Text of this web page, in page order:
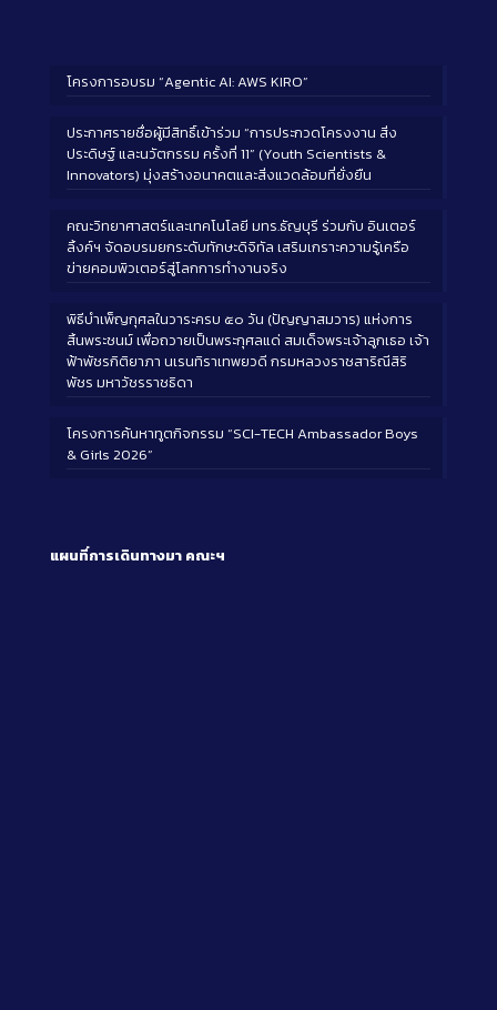
โครงการอบรม “Agentic AI: AWS KIRO”
ประกาศรายชื่อผู้มีสิทธิ์เข้าร่วม “การประกวดโครงงาน สิ่ง
ประดิษฐ์ และนวัตกรรม ครั้งที่ 11” (Youth Scientists &
Innovators) มุ่งสร้างอนาคตและสิ่งแวดล้อมที่ยั่งยืน
คณะวิทยาศาสตร์และเทคโนโลยี มทร.ธัญบุรี ร่วมกับ อินเตอร์
ลิ้งค์ฯ จัดอบรมยกระดับทักษะดิจิทัล เสริมเกราะความรู้เครือ
ข่ายคอมพิวเตอร์สู่โลกการทำงานจริง
พิธีบำเพ็ญกุศลในวาระครบ ๕๐ วัน (ปัญญาสมวาร) แห่งการ
สิ้นพระชนม์ เพื่อถวายเป็นพระกุศลแด่ สมเด็จพระเจ้าลูกเธอ เจ้า
ฟ้าพัชรกิติยาภา นเรนทิราเทพยวดี กรมหลวงราชสาริณีสิริ
พัชร มหาวัชรราชธิดา
โครงการค้นหาทูตกิจกรรม “SCI-TECH Ambassador Boys
& Girls 2026”
แผนที่การเดินทางมา คณะฯ